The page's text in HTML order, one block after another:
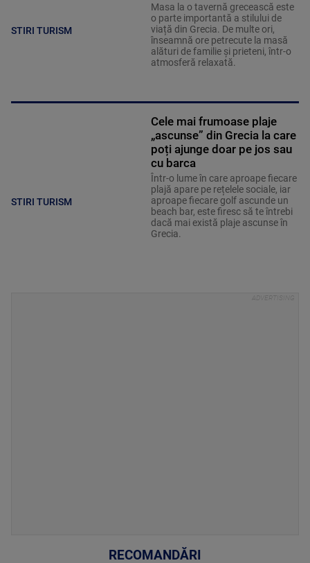
STIRI TURISM
Masa la o tavernă grecească este
o parte importantă a stilului de
viață din Grecia. De multe ori,
înseamnă ore petrecute la masă
alături de familie și prieteni, într-o
atmosferă relaxată.
STIRI TURISM
Cele mai frumoase plaje
„ascunse” din Grecia la care
poți ajunge doar pe jos sau
cu barca
Într-o lume în care aproape fiecare
plajă apare pe rețelele sociale, iar
aproape fiecare golf ascunde un
beach bar, este firesc să te întrebi
dacă mai există plaje ascunse în
Grecia.
RECOMANDĂRI